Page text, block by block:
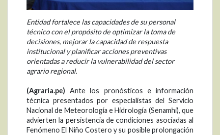
Entidad fortalece las capacidades de su personal
técnico con el propósito de optimizar la toma de
decisiones, mejorar la capacidad de respuesta
institucional y planificar acciones preventivas
orientadas a reducir la vulnerabilidad del sector
agrario regional.
(Agraria.pe) Ante los pronósticos e información
técnica presentados por especialistas del Servicio
Nacional de Meteorología e Hidrología (Senamhi), que
advierten la persistencia de condiciones asociadas al
Fenómeno El Niño Costero y su posible prolongación